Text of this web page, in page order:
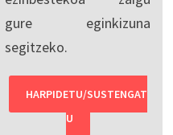
gure eginkizuna
segitzeko.
HARPIDETU/SUSTENGAT
U